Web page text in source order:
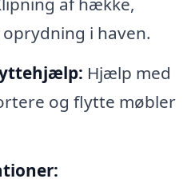
i haven.
Hjælp med
og flytte møbler